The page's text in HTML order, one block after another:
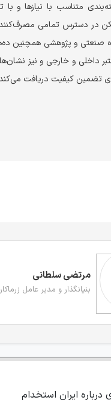
متناسب با نیازها و
در دسترس تمامی
صنعتی و پژوهشی همچنین
تضمین کیفیت دریافت
مرتضی سلطانی
بنیانگذار و مدیر عامل
ایران استخدام